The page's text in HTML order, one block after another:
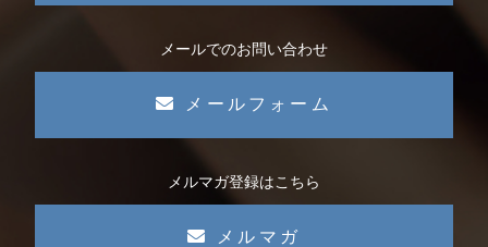
メールでのお問い合わせ
メールフォーム
メルマガ登録はこちら
メルマガ